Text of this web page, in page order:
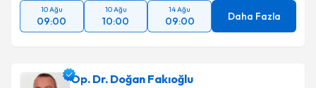
10 Ağu
09:00
10 Ağu
10:00
14 Ağu
09:00 Daha Fazla
Op. Dr. Doğan Fakıoğlu